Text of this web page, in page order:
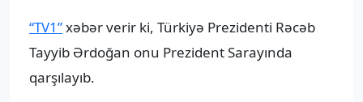
“TV1”xəbər verir ki, Türkiyə Prezidenti Rəcəb
Tayyib Ərdoğan onu Prezident Sarayında
qarşılayıb.